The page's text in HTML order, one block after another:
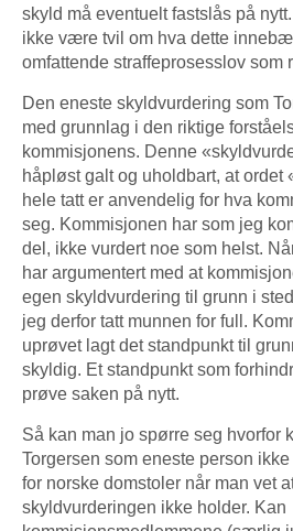
skyld må eventuelt fastslås på
ikke være tvil om hva dette
omfattende straffeprosesslov som
Den eneste skyldvurdering som
med grunnlag i den riktige
kommisjonens. Denne
håpløst galt og uholdbart, at ordet
hele tatt er anvendelig for hva
seg. Kommisjonen har som jeg
del, ikke vurdert noe som helst.
har argumentert med at
egen skyldvurdering til grunn i
jeg derfor tatt munnen for full.
uprøvet lagt det standpunkt til
skyldig. Et standpunkt som
prøve saken på nytt.
Så kan man jo spørre seg hvorfor
Torgersen som eneste person
for norske domstoler når man vet
skyldvurderingen ikke holder. Kan